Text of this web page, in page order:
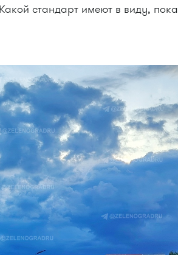
стандарт имеют в виду, пока